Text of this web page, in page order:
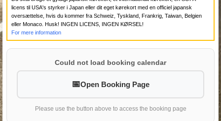
licens til USA's styrker i Japan eller dit eget kørekort med en officiel japansk
oversættelse, hvis du kommer fra Schweiz, Tyskland, Frankrig, Taiwan, Belgien
eller Monaco. Husk! INGEN LICENS, INGEN KØRSEL!
For mere information
Could not load booking calendar
Open Booking Page
Please use the button above to access the booking page